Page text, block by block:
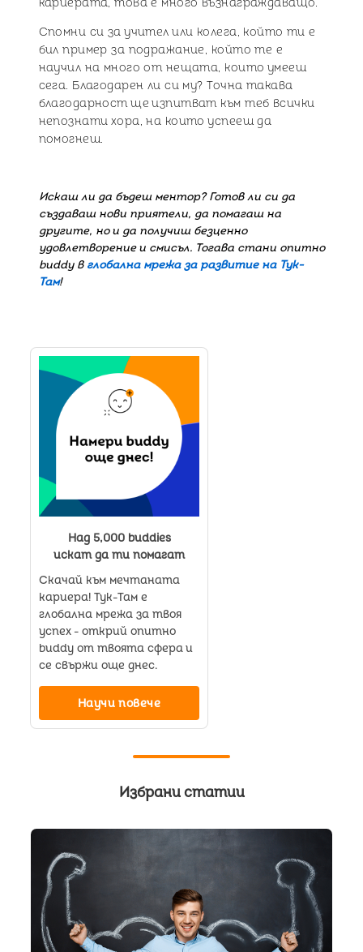
кариерата, това е много възнаграждаващо.
Спомни си за учител или колега, който ти е
бил пример за подражание, който те е
научил на много от нещата, които умееш
сега. Благодарен ли си му? Точна такава
благодарност ще изпитват към теб всички
непознати хора, на които успееш да
помогнеш.
Искаш ли да бъдеш ментор? Готов ли си да
създаваш нови приятели, да помагаш на
другите, но и да получиш безценно
удовлетворение и смисъл. Тогава стани опитно
buddy в глобална мрежа за развитие на Тук-
Там!
Над 5,000 buddies
искат да ти помагат
Скачай към мечтаната
кариера! Тук-Там е
глобална мрежа за твоя
успех - открий опитно
buddy от твоята сфера и
се свържи още днес.
Научи повече
Избрани статии